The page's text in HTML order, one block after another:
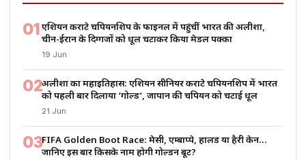
01एशियन कराटे चैंपियनशिप के फाइनल में पहुंचीं भारत की अलीशा,
चीन-ईरान के दिग्गजों को धूल चटाकर किया मेडल पक्का
19 Jun
02अलीशा का महाइतिहास: एशियन सीनियर कराटे चैंपियनशिप में भारत
को पहली बार दिलाया ‘गोल्ड’, जापान की चैंपियन को चटाई धूल
21 Jun
03FIFA Golden Boot Race: मेसी, एम्बाप्पे, हालैंड या हैरी केन…
जानिए इस बार किसके नाम होगी गोल्डन बूट?